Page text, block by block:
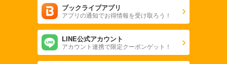
ブックライブアプリ
アプリの通知でお得情報を受け取ろう！
LINE公式アカウント
アカウント連携で限定クーポンゲット！